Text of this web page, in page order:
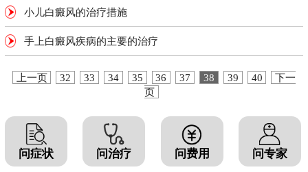
小儿白癜风的治疗措施
手上白癜风疾病的主要的治疗
上一页 32 33 34 35 36 37 38 39 40
下一
页
问症状 问治疗 问费用 问专家